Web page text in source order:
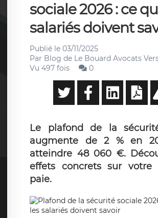
sociale 2026 : ce
salariés doivent
Publié le 03/11/2025
Par Blog de Le Bouard Avocats
Vu 497 fois
0
Le plafond de la
augmente de 2 % en
atteindre 48 060 €.
effets concrets sur votre
paie.